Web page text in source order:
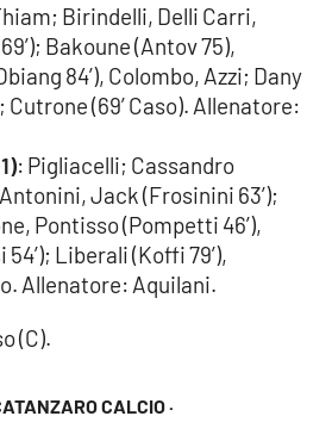
CALCIO ·
Birindelli, Delli Carri,
Bakoune (Antov 75),
84’), Colombo, Azzi; Dany
Cutrone (69’ Caso). Allenatore:
: Pigliacelli; Cassandro
Antonini, Jack (Frosinini 63’);
Pontisso (Pompetti 46’),
Liberali (Koffi 79’),
Allenatore: Aquilani.
(C).